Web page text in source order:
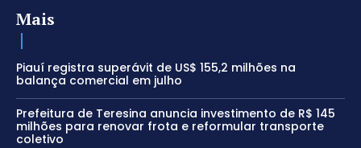
Mais
Piauí registra superávit de US$ 155,2 milhões na
balança comercial em julho
Prefeitura de Teresina anuncia investimento de R$ 145
milhões para renovar frota e reformular transporte
coletivo